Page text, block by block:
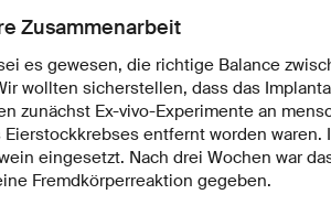
Zusammenarbeit
es gewesen, die richtige Balance
wollten sicherstellen, dass das
zunächst Ex-vivo-Experimente an
entfernt worden waren.
eingesetzt. Nach drei Wochen war
Fremdkörperreaktion gegeben.